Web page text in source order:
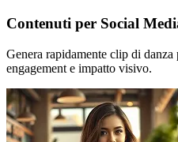
Contenuti per Social
Genera rapidamente clip di danza
engagement e impatto visivo.